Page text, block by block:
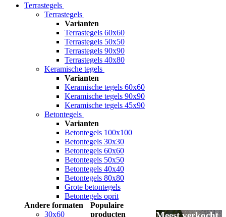
Terrastegels
Terrastegels
Varianten
Terrastegels 60x60
Terrastegels 50x50
Terrastegels 90x90
Terrastegels 40x80
Keramische tegels
Varianten
Keramische tegels 60x60
Keramische tegels 90x90
Keramische tegels 45x90
Betontegels
Varianten
Betontegels 100x100
Betontegels 30x30
Betontegels 60x60
Betontegels 50x50
Betontegels 40x40
Betontegels 80x80
Grote betontegels
Betontegels oprit
Andere formaten
30x60
Populaire
producten